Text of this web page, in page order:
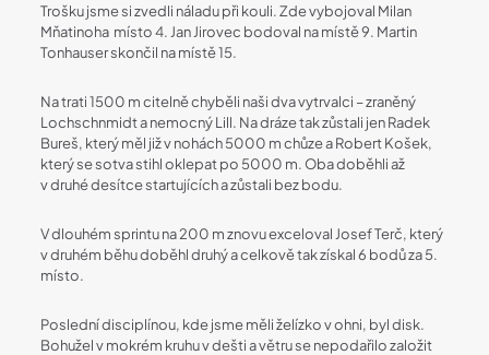
Trošku jsme si zvedli náladu při kouli. Zde vybojoval Milan
Mňatinoha místo 4. Jan Jirovec bodoval na místě 9. Martin
Tonhauser skončil na místě 15.
Na trati 1500 m citelně chyběli naši dva vytrvalci – zraněný
Lochschnmidt a nemocný Lill. Na dráze tak zůstali jen Radek
Bureš, který měl již v nohách 5000 m chůze a Robert Košek,
který se sotva stihl oklepat po 5000 m. Oba doběhli až
v druhé desítce startujících a zůstali bez bodu.
V dlouhém sprintu na 200 m znovu exceloval Josef Terč, který
v druhém běhu doběhl druhý a celkově tak získal 6 bodů za 5.
místo.
Poslední disciplínou, kde jsme měli želízko v ohni, byl disk.
Bohužel v mokrém kruhu v dešti a větru se nepodařilo založit